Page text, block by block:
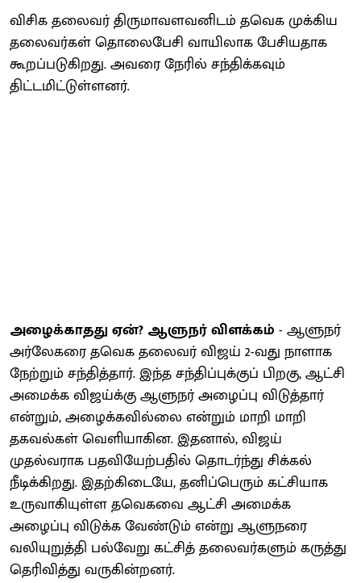
விசிக தலைவர் திருமாவளவனிடம் தவெக முக்கிய
தலைவர்கள் தொலைபேசி வாயிலாக பேசியதாக
கூறப்படுகிறது. அவரை நேரில் சந்திக்கவும்
திட்டமிட்டுள்ளனர்.
அழைக்காதது ஏன்? ஆளுநர் விளக்கம் - ஆளுநர்
அர்லேகரை தவெக தலைவர் விஜய் 2-வது நாளாக
நேற்றும் சந்தித்தார். இந்த சந்திப்புக்குப் பிறகு, ஆட்சி
அமைக்க விஜய்க்கு ஆளுநர் அழைப்பு விடுத்தார்
என்றும், அழைக்கவில்லை என்றும் மாறி மாறி
தகவல்கள் வெளியாகின. இதனால், விஜய்
முதல்வராக பதவியேற்பதில் தொடர்ந்து சிக்கல்
நீடிக்கிறது. இதற்கிடையே, தனிப்பெரும் கட்சியாக
உருவாகியுள்ள தவெகவை ஆட்சி அமைக்க
அழைப்பு விடுக்க வேண்டும் என்று ஆளுநரை
வலியுறுத்தி பல்வேறு கட்சித் தலைவர்களும் கருத்து
தெரிவித்து வருகின்றனர்.